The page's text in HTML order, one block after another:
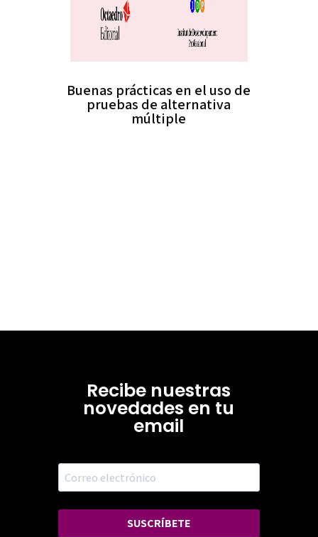
Buenas prácticas en el uso de
pruebas de alternativa
múltiple
Recibe nuestras
novedades en tu
email
SUSCRÍBETE